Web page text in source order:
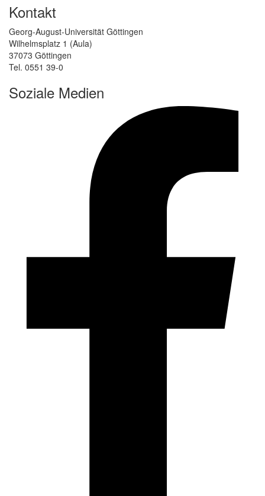
Kontakt
Georg-August-Universität Göttingen
Wilhelmsplatz 1 (Aula)
37073 Göttingen
Tel. 0551 39-0
Soziale Medien